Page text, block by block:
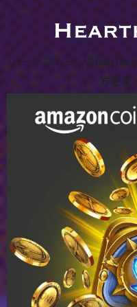
ハースストーン/
方をま